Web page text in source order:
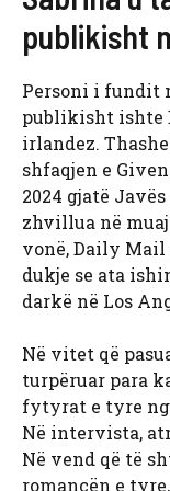
publikisht
Personi i fundit
publikisht ishte
irlandez.
shfaqjen e
2024 gjatë
zhvillua në
vonë, Daily
dukje se ata
darkë në Los
Në vitet që
turpëruar para
fytyrat e tyre
Në intervista,
Në vend që të
romancën e